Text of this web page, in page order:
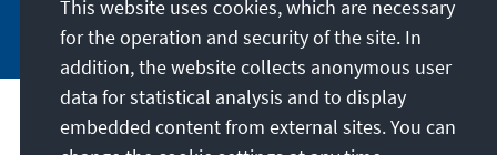
Subscribe now
Our mission
This website uses cookies, which are necessary
for the operation and security of the site. In
addition, the website collects anonymous user
data for statistical analysis and to display
embedded content from external sites. You can